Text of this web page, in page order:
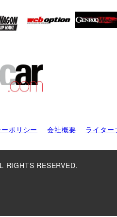
ポリシー 会社概要 ライター
RIGHTS RESERVED.